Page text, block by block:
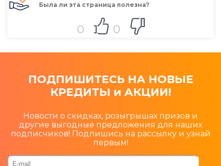
Была ли эта страница полезна?
0 0
ПОДПИШИТЕСЬ НА НОВЫЕ
КРЕДИТЫ и АКЦИИ!
Новости о скидках, розыгрышах призов и
другие выгодные предложения для наших
подписчиков! Подпишись на рассылку и узнай
первым!